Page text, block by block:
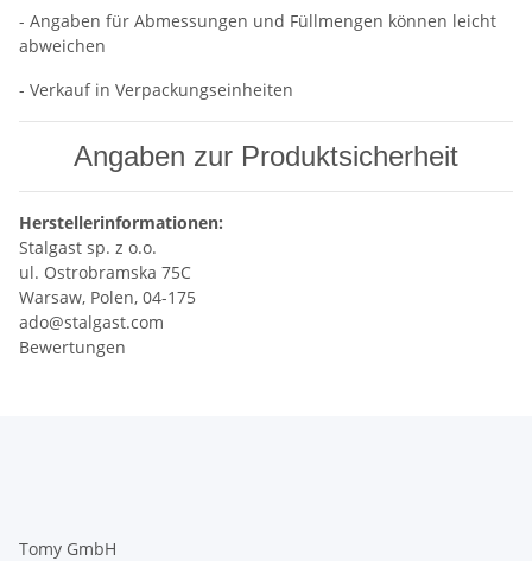
- Angaben für Abmessungen und Füllmengen können leicht
abweichen
- Verkauf in Verpackungseinheiten
Angaben zur Produktsicherheit
Herstellerinformationen:
Stalgast sp. z o.o.
ul. Ostrobramska 75C
Warsaw, Polen, 04-175
ado@stalgast.com
Bewertungen
Tomy GmbH